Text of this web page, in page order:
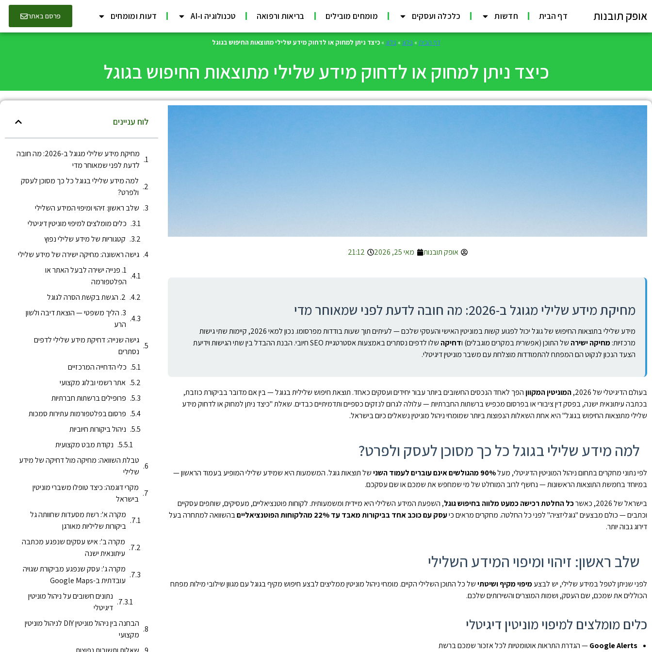
אופק תובנות דף הבית חדשות כלכלה ועסקים מומחים מובילים בריאות ורפואה טכנולוגיה ו-AI דעות ומומחים פרסם באתר
דף הבית »בלוג »בלוג »כיצד ניתן למחוק או לדחוק מידע שלילי מתוצאות החיפוש בגוגל
כיצד ניתן למחוק או לדחוק מידע שלילי מתוצאות החיפוש בגוגל
אופק תובנות מאי 25, 2026 21:12
מחיקת מידע שלילי מגוגל ב-2026: מה חובה לדעת לפני שמאוחר מדי
מידע שלילי בתוצאות החיפוש של גוגל יכול לפגוע קשות במוניטין האישי והעסקי שלכם — לעיתים תוך שעות בודדות מפרסומו. נכון למאי 2026, קיימות שתי גישות
מרכזיות:מחיקה ישירה של התוכן (אפשרית במקרים מוגבלים) ודחיקה
שלו לדפים נסתרים באמצעות אסטרטגיית SEO חיובי. הבנת ההבדל בין שתי הגישות וידיעת
הצעד הנכון לנקוט הם המפתח להתמודדות מוצלחת עם משבר מוניטין דיגיטלי.
בעולם הדיגיטלי של 2026, המוניטין המקווןהפך לאחד הנכסים החשובים ביותר עבור יחידים ועסקים כאחד. תוצאת חיפוש שלילית בגוגל — בין אם מדובר בביקורת כוזבת,
בכתבה עיתונאית ישנה, בפסק דין ציבורי או בפרסום מכפיש ברשתות החברתיות — עלולה לגרום לנזקים כספיים ותדמיתיים כבדים. שאלת "כיצד ניתן למחוק או לדחוק מידע
שלילי מתוצאות החיפוש בגוגל" היא אחת השאלות הנפוצות ביותר שמומחי ניהול מוניטין נשאלים כיום בישראל.
למה מידע שלילי בגוגל כל כך מסוכן לעסק ולפרט?
לפי נתוני מחקרים בתחום ניהול המוניטין הדיגיטלי, מעל90% מהגולשים אינם עוברים לעמוד השני
של תוצאות גוגל. המשמעות היא שמידע שלילי המופיע בעמוד הראשון —
במיוחד בחמשת התוצאות הראשונות — נחשף לרוב המוחלט של מי שמחפש את שמכם או שם עסקכם.
בישראל של 2026, כאשר
כל החלטת רכישה כמעט מלווה בחיפוש גוגל, השפעת המידע השלילי היא מיידית ומשמעותית. לקוחות פוטנציאליים, מעסיקים, שותפים עסקיים
וכתבים — כולם מבצעים "גוגליזציה" לפני כל החלטה. מחקרים מראים כיעסק עם כוכב אחד בביקורות מאבד עד 22% מהלקוחות הפוטנציאליים
בהשוואה למתחרה בעל
דירוג גבוה יותר.
שלב ראשון: זיהוי ומיפוי המידע השלילי
לפני שניתן לטפל במידע שלילי, יש לבצעמיפוי מקיף ושיטתישל כל התוכן השלילי הקיים. מומחי ניהול מוניטין ממליצים לבצע חיפוש מקיף בגוגל עם מגוון שילובי מילות מפתח
הכוללים את שמכם, שם העסק, ושמות המוצרים והשירותים שלכם.
כלים מומלצים למיפוי מוניטין דיגיטלי
Google Alerts— הגדרת התראות אוטומטיות לכל אזכור שמכם ברשת
לוח עניינים
מחיקת מידע שלילי מגוגל ב-2026: מה חובה
לדעת לפני שמאוחר מדי
למה מידע שלילי בגוגל כל כך מסוכן לעסק
ולפרט?
שלב ראשון: זיהוי ומיפוי המידע השלילי
כלים מומלצים למיפוי מוניטין דיגיטלי
קטגוריות של מידע שלילי נפוץ
גישה ראשונה: מחיקה ישירה של מידע שלילי
1. פנייה ישירה לבעל האתר או
הפלטפורמה
2. הגשת בקשת הסרה לגוגל
3. הליך משפטי — הוצאת דיבה ולשון
הרע
גישה שנייה: דחיקת מידע שלילי לדפים
נסתרים
כלי הדחייה המרכזיים
אתר רשמי ובלוג מקצועי
פרופילים ברשתות חברתיות
פרסום בפלטפורמות עתירות סמכות
ניהול ביקורות חיוביות
נקודת מבט מקצועית
טבלת השוואה: מחיקה מול דחיקה של מידע
שלילי
מקרי דוגמה: כיצד טופלו משברי מוניטין
בישראל
מקרה א': רשת מסעדות שחוותה גל
ביקורות שליליות מאורגן
מקרה ב': איש עסקים שנפגע מכתבה
עיתונאית ישנה
מקרה ג': עסק שנפגע מביקורת שגויה
עובדתית ב-Google Maps
נתונים חשובים על ניהול מוניטין
דיגיטלי
הבחנה בין ניהול מוניטין DIY לניהול מוניטין
מקצועי